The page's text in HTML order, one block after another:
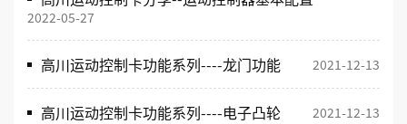
2022-05-27
高川运动控制卡功能系列----龙门功能 2021-12-13
高川运动控制卡功能系列----电子凸轮 2021-12-13